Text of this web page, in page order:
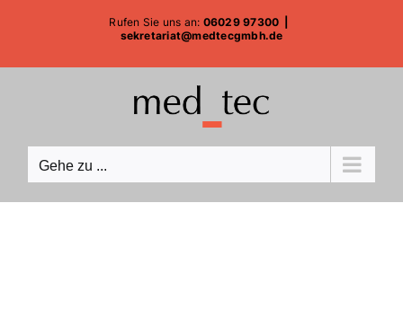
Rufen Sie uns an: 06029 97300
sekretariat@medtecgmbh.de
Gehe zu ...